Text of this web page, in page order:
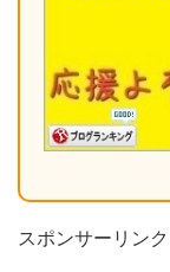
スポンサーリンク